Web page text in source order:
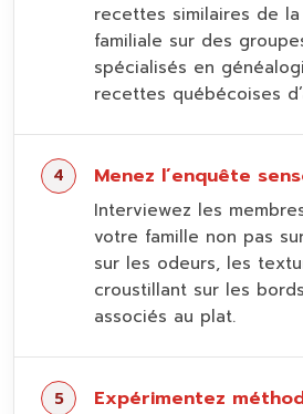
recettes similaires de
familiale sur des
spécialisés en
recettes québécoises
Menez l’enquête
Interviewez les
votre famille non pas
sur les odeurs, les
croustillant sur les
associés au plat.
Expérimentez